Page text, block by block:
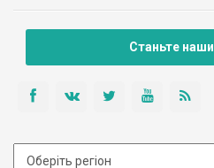
Станьте